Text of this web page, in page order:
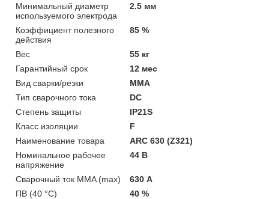
Минимальный диаметр
используемого электрода
2.5 мм
Коэффициент полезного
действия
85 %
Вес
55 кг
Гарантийный срок
12 мес
Вид сварки/резки
MMA
Тип сварочного тока
DC
Степень защиты
IP21S
Класс изоляции
F
Наименование товара
ARC 630 (Z321)
Номинальное рабочее
напряжение
44 В
Сварочный ток MMA (max)
630 А
ПВ (40 °С)
40 %